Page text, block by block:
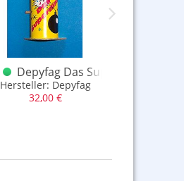
Depyfag Das Superding UF
Hersteller: Depyfag
32,00 €